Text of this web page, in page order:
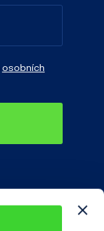
osobních